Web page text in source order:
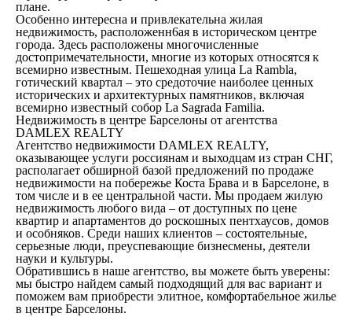
плане.
Особенно интересна и привлекательна жилая
недвижимость, расположенн6ая в историческом центре
города. Здесь расположены многочисленные
достопримечательности, многие из которых относятся к
всемирно известным. Пешеходная улица La Rambla,
готический квартал – это средоточие наиболее ценных
исторических и архитектурных памятников, включая
всемирно известный собор La Sagrada Familia.
Недвижимость в центре Барселоны от агентства
DAMLEX REALTY
Агентство недвижимости DAMLEX REALTY,
оказывающее услуги россиянам и выходцам из стран СНГ,
располагает обширной базой предложений по продаже
недвижимости на побережье Коста Брава и в Барселоне, в
том числе и в ее центральной части. Мы продаем жилую
недвижимость любого вида – от доступных по цене
квартир и апартаментов до роскошных пентхаусов, домов
и особняков. Среди наших клиентов – состоятельные,
серьезные люди, преуспевающие бизнесмены, деятели
науки и культуры.
Обратившись в наше агентство, вы можете быть уверены:
мы быстро найдем самый подходящий для вас вариант и
поможем вам приобрести элитное, комфортабельное жилье
в центре Барселоны.